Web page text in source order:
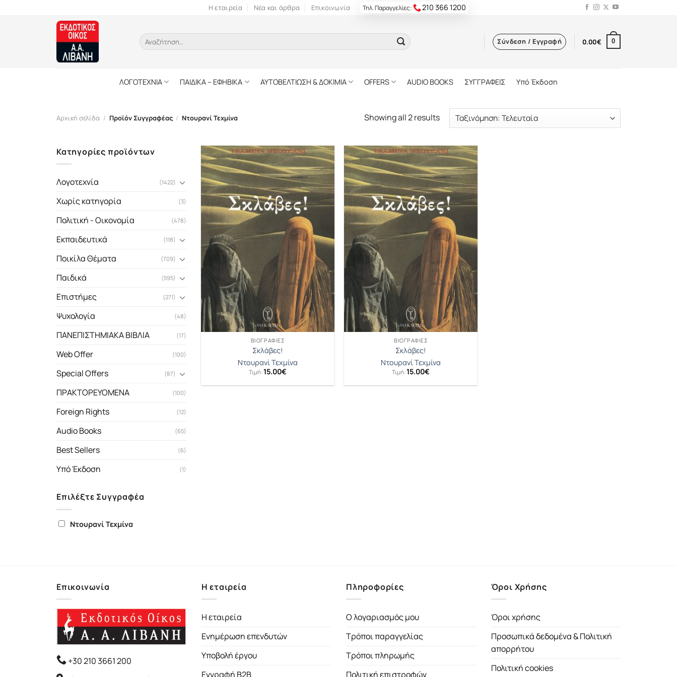
Η εταιρεία Νέα και άρθρα Επικοινωνία Τηλ. Παραγγελίες: 210 366 1200
Αναζήτηση
για:
Σύνδεση / Εγγραφή 0.00€ 0
ΛΟΓΟΤΕΧΝΙΑ ΠΑΙΔΙΚΑ – ΕΦΗΒΙΚΑ ΑΥΤΟΒΕΛΤΙΩΣΗ & ΔΟΚΙΜΙΑ OFFERS AUDIO BOOKS ΣΥΓΓΡΑΦΕΙΣ Υπό Έκδοση
Αρχική σελίδα / Προϊόν Συγγραφέας / Ντουρανί Τεχμίνα Showing all 2 results
Κατηγορίες προϊόντων
Λογοτεχνία (1422)
Χωρίς κατηγορία (3)
Πολιτική - Οικονομία (478)
Εκπαιδευτικά (118)
Ποικίλα Θέματα (709)
Παιδικά (595)
Επιστήμες (271)
Ψυχολογία (48)
ΠΑΝΕΠΙΣΤΗΜΙΑΚΑ ΒΙΒΛΙΑ (17)
Web Offer (100)
Special Offers (87)
ΠΡΑΚΤΟΡΕΥΟΜΕΝΑ (100)
Foreign Rights (12)
Audio Books (65)
Best Sellers (6)
Υπό Έκδοση (1)
Επιλέξτε Συγγραφέα
Ντουρανί Τεχμίνα
ΒΙΟΓΡΑΦΊΕΣ
Σκλάβες!
Ντουρανί Τεχμίνα
Τιμή:15.00€
ΒΙΟΓΡΑΦΊΕΣ
Σκλάβες!
Ντουρανί Τεχμίνα
Τιμή:15.00€
Επικοινωνία
+30 210 3661 200
Η εταιρεία
Η εταιρεία
Ενημέρωση επενδυτών
Υποβολή έργου
Εγγραφή B2B
Πληροφορίες
Ο λογαριασμός μου
Τρόποι παραγγελίας
Τρόποι πληρωμής
Πολιτική επιστροφών
Όροι Χρήσης
Όροι χρήσης
Προσωπικά δεδομένα & Πολιτική
απορρήτου
Πολιτική cookies